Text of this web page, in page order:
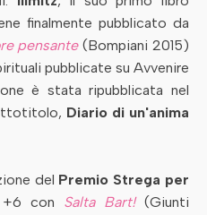
finalmente pubblicato da
pensante(Bompiani 2015)
pubblicate su Avvenire
è stata ripubblicata nel
Diario di un'anima
del Premio Strega per
con Salta Bart! (Giunti